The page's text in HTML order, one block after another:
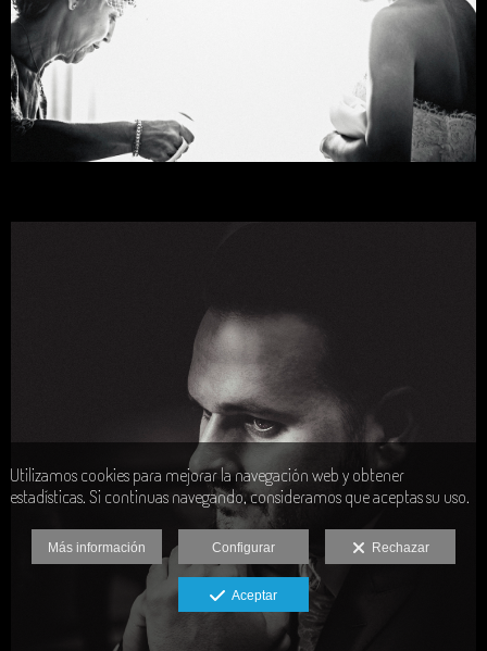
Utilizamos cookies para mejorar la navegación web y obtener
estadísticas. Si continuas navegando, consideramos que aceptas su uso.
Más información Configurar Rechazar
Aceptar